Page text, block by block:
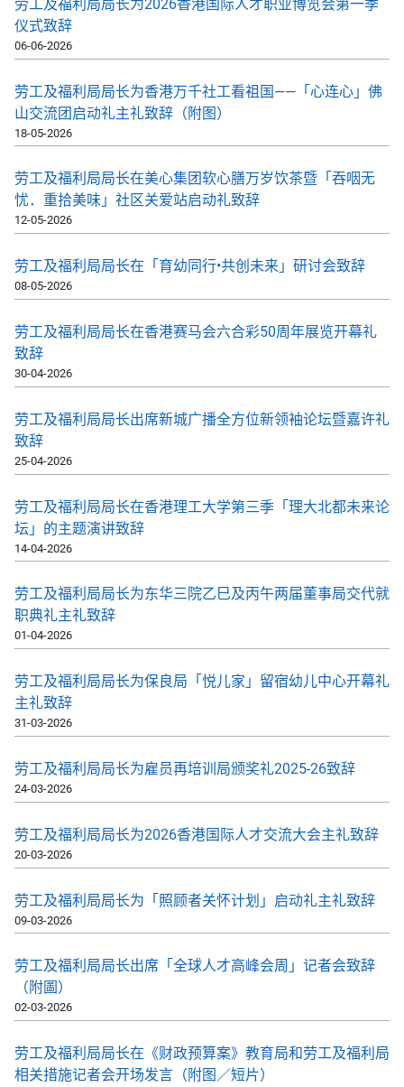
劳工及福利局局长为2026香港国际人才职业博览会第一季
仪式致辞
06-06-2026
劳工及福利局局长为香港万千社工看祖国——「心连心」佛
山交流团启动礼主礼致辞（附图）
18-05-2026
劳工及福利局局长在美心集团软心膳万岁饮茶暨「吞咽无
忧．重拾美味」社区关爱站启动礼致辞
12-05-2026
劳工及福利局局长在「育幼同行•共创未来」研讨会致辞
08-05-2026
劳工及福利局局长在香港赛马会六合彩50周年展览开幕礼
致辞
30-04-2026
劳工及福利局局长出席新城广播全方位新领袖论坛暨嘉许礼
致辞
25-04-2026
劳工及福利局局长在香港理工大学第三季「理大北都未来论
坛」的主题演讲致辞
14-04-2026
劳工及福利局局长为东华三院乙巳及丙午两届董事局交代就
职典礼主礼致辞
01-04-2026
劳工及福利局局长为保良局「悦儿家」留宿幼儿中心开幕礼
主礼致辞
31-03-2026
劳工及福利局局长为雇员再培训局颁奖礼2025-26致辞
24-03-2026
劳工及福利局局长为2026香港国际人才交流大会主礼致辞
20-03-2026
劳工及福利局局长为「照顾者关怀计划」启动礼主礼致辞
09-03-2026
劳工及福利局局长出席「全球人才高峰会周」记者会致辞
（附圖）
02-03-2026
劳工及福利局局长在《财政预算案》教育局和劳工及福利局
相关措施记者会开场发言（附图／短片）